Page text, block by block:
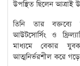
উপস্থিত ছিলেন আত্রাই
তিনি তার বক্তব্যে
আউটসোর্সিং ও
মাধ্যমে বেকার
আত্মনির্ভরশীল করে